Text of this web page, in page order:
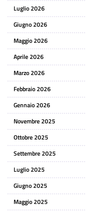
Luglio 2026
Giugno 2026
Maggio 2026
Aprile 2026
Marzo 2026
Febbraio 2026
Gennaio 2026
Novembre 2025
Ottobre 2025
Settembre 2025
Luglio 2025
Giugno 2025
Maggio 2025